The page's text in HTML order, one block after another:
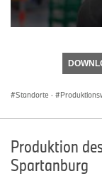
Standorte ·
Produktion
Spartanburg